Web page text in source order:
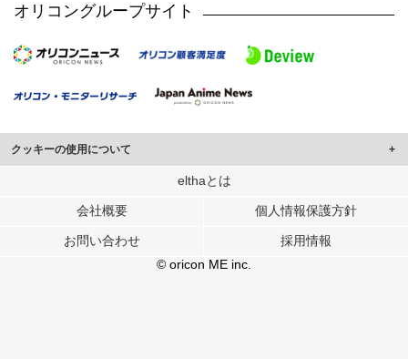
オリコングループサイト
クッキーの使用について
このサイトでは Cookie を使用して、ユーザーに合わせたコンテンツや広告の
行っています。
メディアや広告配信、データ解析の各パートナーに提供しています。
各パートナーは、この情報とユーザーが各パートナーに提供した他の情報や、
ユーザーが各パートナーのサービスを使用したときに収集した他の情報を組み
elthaとは
会社概要 個人情報保護方針
お問い合わせ
採用情報
© oricon ME inc.